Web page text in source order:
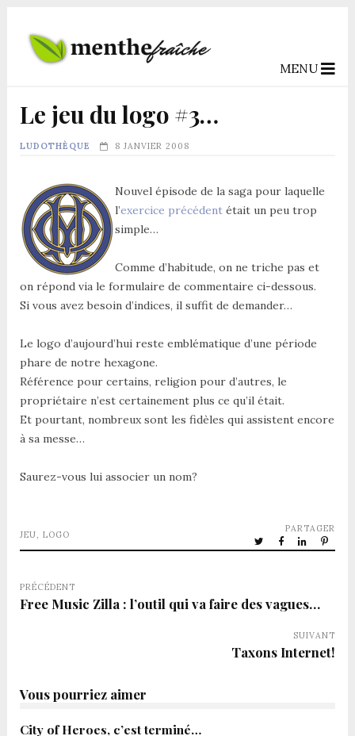
MENU
Le jeu du logo #3…
LUDOTHÈQUE 8 JANVIER 2008
Nouvel épisode de la saga pour laquelle
l’exercice précédentétait un peu trop
simple…
Comme d’habitude, on ne triche pas et
on répond via le formulaire de commentaire ci-dessous.
Si vous avez besoin d’indices, il suffit de demander…
Le logo d’aujourd’hui reste emblématique d’une période
phare de notre hexagone.
Référence pour certains, religion pour d’autres, le
propriétaire n’est certainement plus ce qu’il était.
Et pourtant, nombreux sont les fidèles qui assistent encore
à sa messe…
Saurez-vous lui associer un nom?
JEU, LOGO
PARTAGER
PRÉCÉDENT
Free Music Zilla : l’outil qui va faire des vagues…
SUIVANT
Taxons Internet!
Vous pourriez aimer
City of Heroes, c’est terminé…